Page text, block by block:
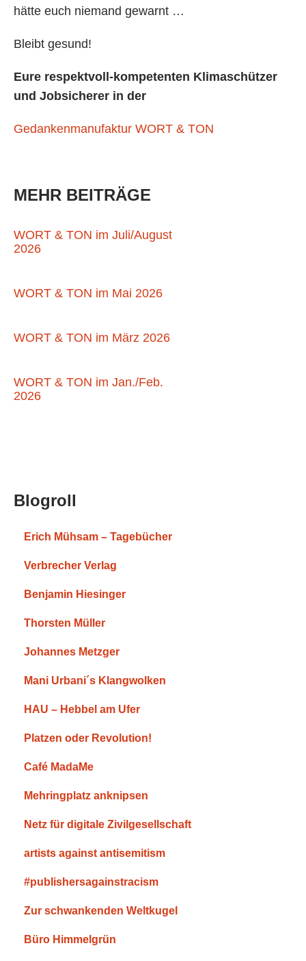
hätte euch niemand gewarnt …
Bleibt gesund!
Eure respektvoll-kompetenten Klimaschützer
und Jobsicherer in der
Gedankenmanufaktur WORT & TON
MEHR BEITRÄGE
WORT & TON im Juli/August
2026
WORT & TON im Mai 2026
WORT & TON im März 2026
WORT & TON im Jan./Feb.
2026
Blogroll
Erich Mühsam – Tagebücher
Verbrecher Verlag
Benjamin Hiesinger
Thorsten Müller
Johannes Metzger
Mani Urbani´s Klangwolken
HAU – Hebbel am Ufer
Platzen oder Revolution!
Café MadaMe
Mehringplatz anknipsen
Netz für digitale Zivilgesellschaft
artists against antisemitism
#publishersagainstracism
Zur schwankenden Weltkugel
Büro Himmelgrün